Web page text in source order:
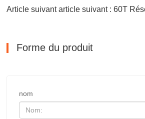
Forme du produit
nom